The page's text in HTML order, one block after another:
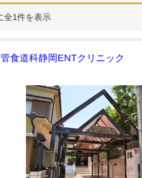
全1件を表示
食道科静岡ENTクリニック